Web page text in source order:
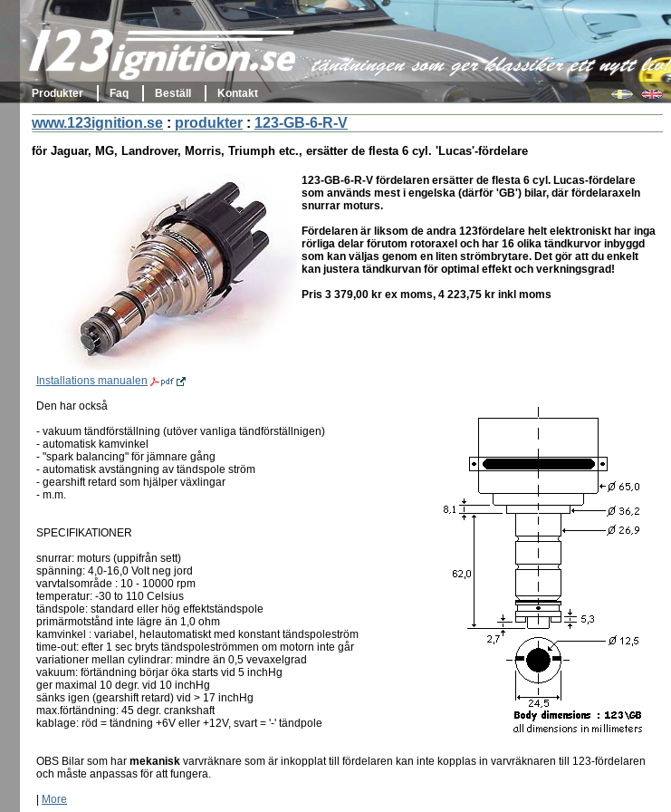
123ignition.se tändningen som ger klassiker ett nytt liv!
Produkter Faq Beställ Kontakt
www.123ignition.se : produkter : 123-GB-6-R-V
för Jaguar, MG, Landrover, Morris, Triumph etc., ersätter de flesta 6 cyl. 'Lucas'-fördelare
123-GB-6-R-V fördelaren ersätter de flesta 6 cyl. Lucas-fördelare
som används mest i engelska (därför 'GB') bilar, där fördelaraxeln
snurrar moturs.
Fördelaren är liksom de andra 123fördelare helt elektroniskt har inga
rörliga delar förutom rotoraxel och har 16 olika tändkurvor inbyggd
som kan väljas genom en liten strömbrytare. Det gör att du enkelt
kan justera tändkurvan för optimal effekt och verkningsgrad!
Pris 3 379,00 kr ex moms, 4 223,75 kr inkl moms
Installations manualen
Den har också
- vakuum tändförställning (utöver vanliga tändförställnigen)
- automatisk kamvinkel
- "spark balancing" för jämnare gång
- automatisk avstängning av tändspole ström
- gearshift retard som hjälper växlingar
- m.m.
SPECIFIKATIONER
snurrar: moturs (uppifrån sett)
spänning: 4,0-16,0 Volt neg jord
varvtalsområde : 10 - 10000 rpm
temperatur: -30 to 110 Celsius
tändspole: standard eller hög effektständspole
primärmotstånd inte lägre än 1,0 ohm
kamvinkel : variabel, helautomatiskt med konstant tändspoleström
time-out: efter 1 sec bryts tändspoleströmmen om motorn inte går
variationer mellan cylindrar: mindre än 0,5 vevaxelgrad
vakuum: förtändning börjar öka starts vid 5 inchHg
ger maximal 10 degr. vid 10 inchHg
sänks igen (gearshift retard) vid > 17 inchHg
max.förtändning: 45 degr. crankshaft
kablage: röd = tändning +6V eller +12V, svart = '-' tändpole
OBS Bilar som har mekanisk varvräknare som är inkopplat till fördelaren kan inte kopplas in varvräknaren till 123-fördelaren
och måste anpassas för att fungera.
More